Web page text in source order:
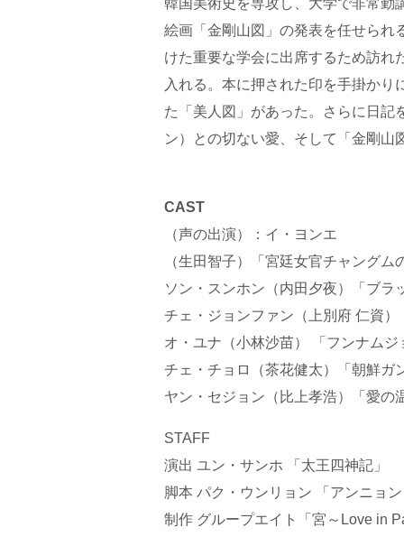
韓国美術史を専攻し、大学で非常勤
絵画「金剛山図」の発表を任せられ
けた重要な学会に出席するため訪れ
入れる。本に押された印を手掛か
た「美人図」があった。さらに日記
ン）との切ない愛、そして「金剛
CAST
（声の出演）：イ・ヨンエ
（生田智子）「宮廷女官チャングム
ソン・スンホン（内田夕夜）「ブラ
チェ・ジョンファン（上別府 仁資）
オ・ユナ（小林沙苗） 「フンナム
チェ・チョロ（茶花健太）「朝鮮ガ
ヤン・セジョン（比上孝浩）「愛の
STAFF
演出 ユン・サンホ 「太王四神記」
脚本 パク・ウンリョン 「アンニョ
制作 グループエイト「宮～Love in